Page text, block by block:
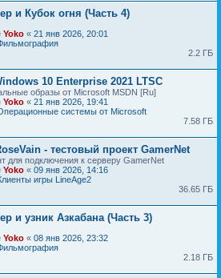
и Кубок огня (Часть 4)
Yoko « 21 янв 2026, 20:01
2.2 ГБ
10 Enterprise 2021 LTSC
образы от Microsoft MSDN [Ru]
Yoko « 21 янв 2026, 19:41
системы от Microsoft
7.58 ГБ
- тестовый проект GamerNet
для подключения к серверу GamerNet
Yoko « 09 янв 2026, 14:16
игры LineAge2
36.65 ГБ
и узник Азкабана (Часть 3)
Yoko « 08 янв 2026, 23:32
2.18 ГБ